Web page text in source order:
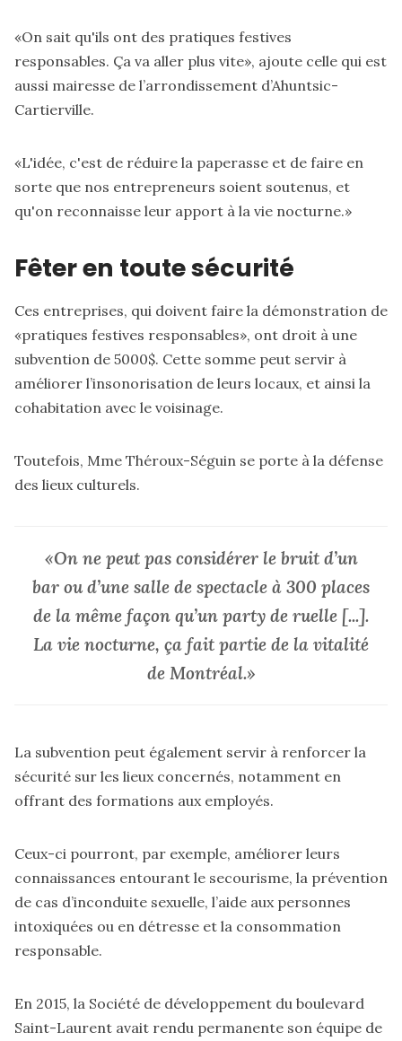
«On sait qu'ils ont des pratiques festives
responsables. Ça va aller plus vite», ajoute celle qui est
aussi mairesse de l’arrondissement d’Ahuntsic-
Cartierville.
«L'idée, c'est de réduire la paperasse et de faire en
sorte que nos entrepreneurs soient soutenus, et
qu'on reconnaisse leur apport à la vie nocturne.»
Fêter en toute sécurité
Ces entreprises, qui doivent faire la démonstration de
«pratiques festives responsables», ont droit à une
subvention de 5000$. Cette somme peut servir à
améliorer l’insonorisation de leurs locaux, et ainsi la
cohabitation avec le voisinage.
Toutefois, Mme Théroux-Séguin se porte à la défense
des lieux culturels.
«On ne peut pas considérer le bruit d’un
bar ou d’une salle de spectacle à 300 places
de la même façon qu’un party de ruelle [...].
La vie nocturne, ça fait partie de la vitalité
de Montréal.»
La subvention peut également servir à renforcer la
sécurité sur les lieux concernés, notamment en
offrant des formations aux employés.
Ceux-ci pourront, par exemple, améliorer leurs
connaissances entourant le secourisme, la prévention
de cas d’inconduite sexuelle, l’aide aux personnes
intoxiquées ou en détresse et la consommation
responsable.
En 2015, la Société de développement du boulevard
Saint-Laurent avait rendu permanente son équipe de